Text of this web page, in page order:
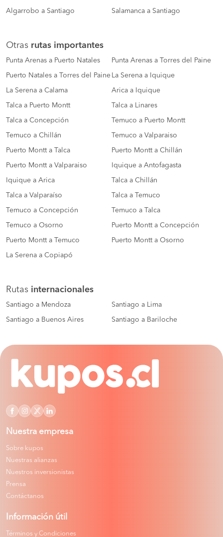
Algarrobo a Santiago Salamanca a Santiago
Otras rutas importantes
Punta Arenas a Puerto Natales Punta Arenas a Torres del Paine
Puerto Natales a Torres del Paine La Serena a Iquique
La Serena a Calama Arica a Iquique
Talca a Puerto Montt Talca a Linares
Talca a Concepción Temuco a Puerto Montt
Temuco a Chillán Temuco a Valparaiso
Puerto Montt a Talca Puerto Montt a Chillán
Puerto Montt a Valparaiso Iquique a Antofagasta
Iquique a Arica Talca a Chillán
Talca a Valparaíso Talca a Temuco
Temuco a Concepción Temuco a Talca
Temuco a Osorno Puerto Montt a Concepción
Puerto Montt a Temuco Puerto Montt a Osorno
La Serena a Copiapó
Rutas internacionales
Santiago a Mendoza Santiago a Lima
Santiago a Buenos Aires Santiago a Bariloche
Nuestra empresa
Sobre kupos
Nuestras alianzas
Nuestros inversionistas
Prensa
Contáctanos
Información útil
Términos y Condiciones